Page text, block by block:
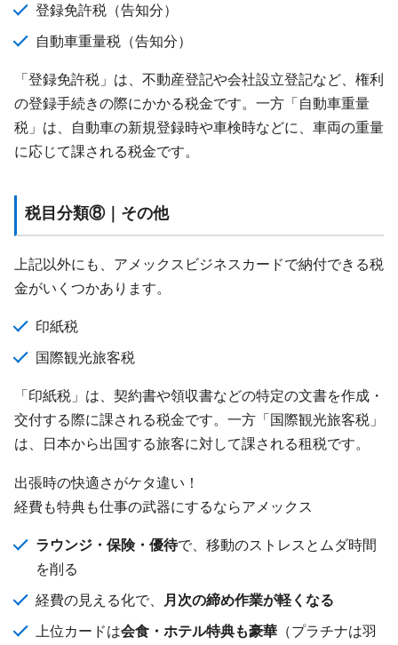
登録免許税（告知分）
自動車重量税（告知分）
「登録免許税」は、不動産登記や会社設立登記など、権利
の登録手続きの際にかかる税金です。一方「自動車重量
税」は、自動車の新規登録時や車検時などに、車両の重量
に応じて課される税金です。
税目分類⑧｜その他
上記以外にも、アメックスビジネスカードで納付できる税
金がいくつかあります。
印紙税
国際観光旅客税
「印紙税」は、契約書や領収書などの特定の文書を作成・
交付する際に課される税金です。一方「国際観光旅客税」
は、日本から出国する旅客に対して課される租税です。
出張時の快適さがケタ違い！
経費も特典も仕事の武器にするならアメックス
ラウンジ・保険・優待で、移動のストレスとムダ時間
を削る
経費の見える化で、
月次の締め作業が軽くなる
上位カードは会食・ホテル特典も豪華 （プラチナは羽